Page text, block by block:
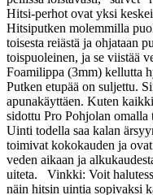
Hitsi-perhot ovat yksi
Hitsiputken molemmilla
toisesta reiästä ja ohjataan
toispuoleinen, ja se viistää
Foamilippa (3mm) kellutta
Putken etupää on suljettu.
apunakäyttäen. Kuten
sidottu Pro Pohjolan
Uinti todella saa kalan
toimivat kokokauden ja
veden aikaan ja
uiteta. Vinkki: Voit
näin hitsin uintia sopivaksi